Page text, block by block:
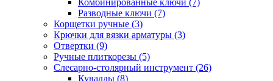
Комбинированные ключи (7)
Разводные ключи (7)
Корщетки ручные (3)
Крючки для вязки арматуры (3)
Отвертки (9)
Ручные плиткорезы (5)
Слесарно-столярный инструмент (26)
Кувалды (8)